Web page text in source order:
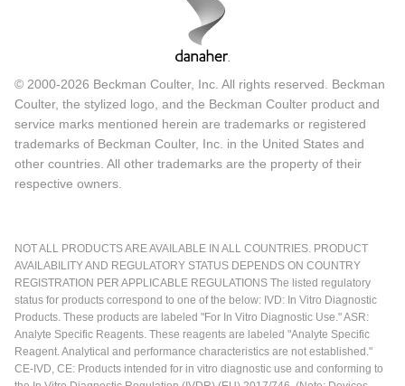
© 2000-2026 Beckman Coulter, Inc. All rights reserved. Beckman
Coulter, the stylized logo, and the Beckman Coulter product and
service marks mentioned herein are trademarks or registered
trademarks of Beckman Coulter, Inc. in the United States and
other countries. All other trademarks are the property of their
respective owners.
NOT ALL PRODUCTS ARE AVAILABLE IN ALL COUNTRIES. PRODUCT
AVAILABILITY AND REGULATORY STATUS DEPENDS ON COUNTRY
REGISTRATION PER APPLICABLE REGULATIONS The listed regulatory
status for products correspond to one of the below: IVD: In Vitro Diagnostic
Products. These products are labeled "For In Vitro Diagnostic Use." ASR:
Analyte Specific Reagents. These reagents are labeled "Analyte Specific
Reagent. Analytical and performance characteristics are not established."
CE-IVD, CE: Products intended for in vitro diagnostic use and conforming to